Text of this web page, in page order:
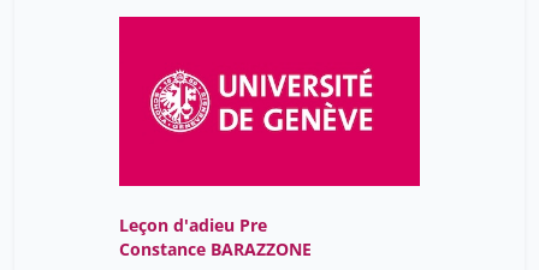
Leçon d'adieu Pre
Constance BARAZZONE